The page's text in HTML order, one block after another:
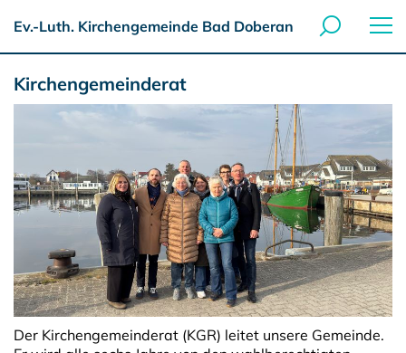
Ev.-Luth. Kirchengemeinde Bad Doberan
Kirchengemeinderat
Der Kirchengemeinderat (KGR) leitet unsere Gemeinde.